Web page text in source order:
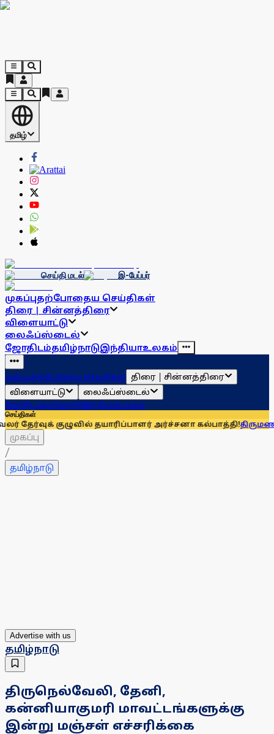
தமிழ்
செய்தி மடல் இ-பேப்பர்
முகப்புதற்போதைய செய்திகள்
திரை | சின்னத்திரை
விளையாட்டு
லைஃப்ஸ்டைல்
ஜோதிடம்தமிழ்நாடுஇந்தியாஉலகம்
முகப்புதற்போதைய செய்திகள் திரை | சின்னத்திரை
விளையாட்டு
லைஃப்ஸ்டைல்
ஜோதிடம்தமிழ்நாடுஇந்தியாஉலகம்
செய்திகள்
தயாரிப்பாளர் அர்ச்சனா கல்பாத்தி!திருமணம் குறித்து
முகப்பு
/
தமிழ்நாடு
Advertise with us
தமிழ்நாடு
திருநெல்வேலி, தேனி,
கன்னியாகுமரி மாவட்டங்களுக்கு
இன்று மஞ்சள் எச்சரிக்கை